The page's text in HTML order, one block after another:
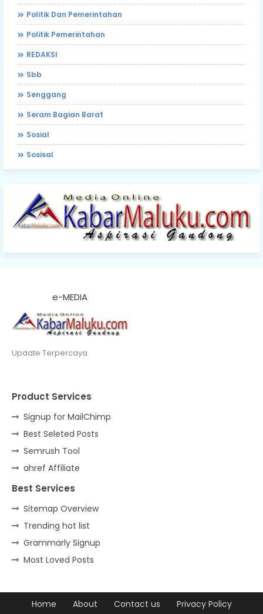
Politik Dan Pemerintahan
Politik Pemerintahan
REDAKSI
Sbb
Senggang
Seram Bagian Barat
Sosial
Sosisal
e-MEDIA
Update Terpercaya
Product Services
Signup for MailChimp
Best Seleted Posts
Semrush Tool
ahref Affiliate
Best Services
Sitemap Overview
Trending hot list
Grammarly Signup
Most Loved Posts
Home About Contact us Privacy Policy